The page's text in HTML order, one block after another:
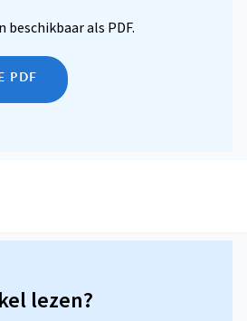
als PDF.
PDF
lezen?